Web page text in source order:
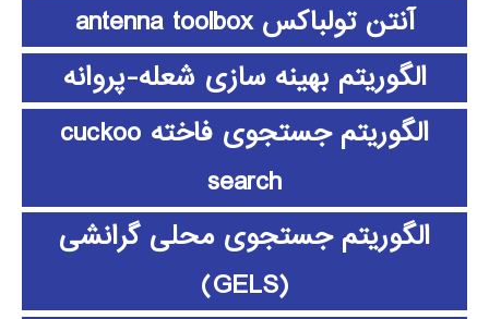
آنتن تولباکس antenna toolbox
الگوریتم بهینه سازی شعله-پروانه
الگوریتم جستجوی فاخته cuckoo
search
الگوریتم جستجوی محلی گرانشی
(GELS)